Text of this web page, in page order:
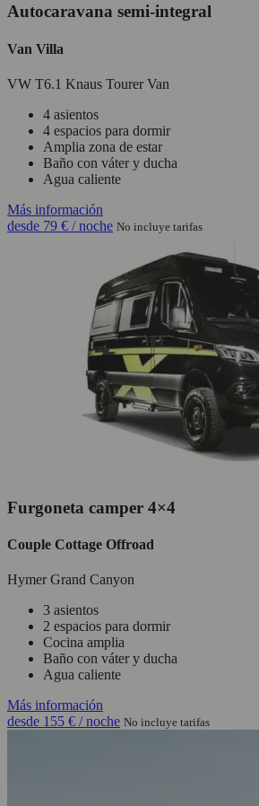
Autocaravana semi-integral
Van Villa
VW T6.1 Knaus Tourer Van
4 asientos
4 espacios para dormir
Amplia zona de estar
Baño con váter y ducha
Agua caliente
Más información
desde 79 € / noche No incluye tarifas
Furgoneta camper 4×4
Couple Cottage Offroad
Hymer Grand Canyon
3 asientos
2 espacios para dormir
Cocina amplia
Baño con váter y ducha
Agua caliente
Más información
desde 155 € / noche No incluye tarifas